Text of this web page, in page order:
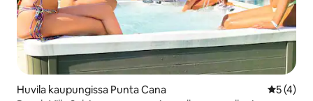
Huvila kaupungissa Punta Cana
5 (4)